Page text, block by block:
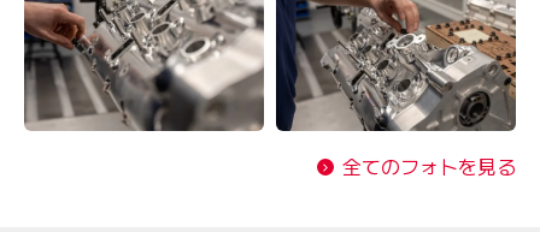
全てのフォトを見る